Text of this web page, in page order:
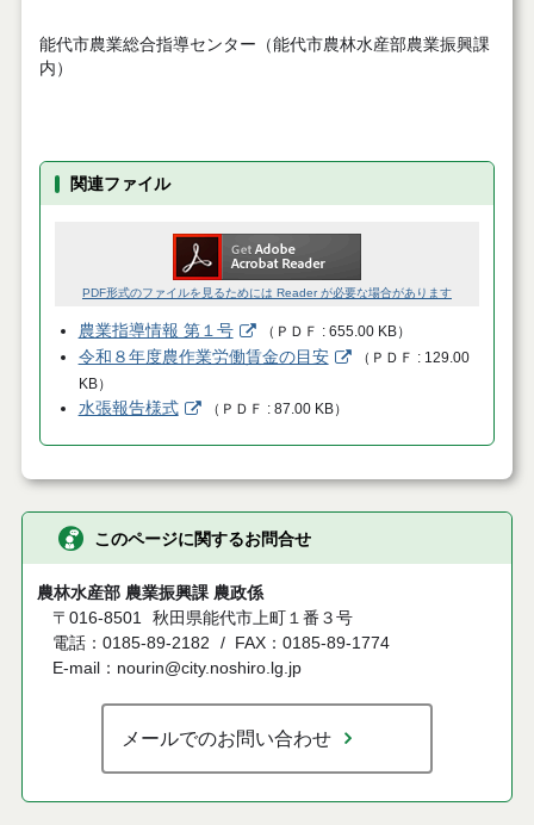
能代市農業総合指導センター（能代市農林水産部農業振興課
内）
関連ファイル
PDF形式のファイルを見るためには Reader が必要な場合があります
農業指導情報 第１号 （ ＰＤＦ 655.00 KB）
令和８年度農作業労働賃金の目安 （ ＰＤＦ
129.00
KB）
水張報告様式 （ ＰＤＦ 87.00 KB）
このページに関するお問合せ
農林水産部 農業振興課 農政係
〒016-8501 秋田県能代市上町１番３号
電話：0185-89-2182
FAX：0185-89-1774
E-mail：nourin@city.noshiro.lg.jp
メールでのお問い合わせ